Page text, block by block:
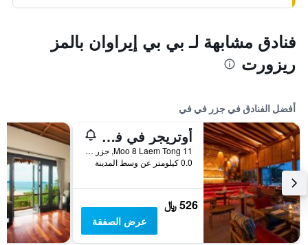
فنادق مشابهة لـ بي بي إيراوان بالمز
ريزورت
أفضل الفنادق في جزر في في
أوتريجر في فاي آيلاند ريزورت
11 Moo 8 Laem Tong, جزر في في, تايلاند
0.0 كيلومتر عن وسط المدينة
526 ﷼
عرض الصفقة